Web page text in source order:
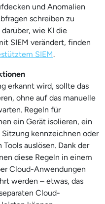
und Anomalien
schreiben zu
wie KI die
SIEM verändert, finden
SIEM.
erkannt wird, sollte das
ohne auf das manuelle
Regeln für
ein Gerät isolieren, ein
kennzeichnen oder
auslösen. Dank der
diese Regeln in einem
Cloud-Anwendungen
werden – etwas, das
Cloud-